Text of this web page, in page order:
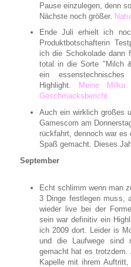
Pause einzulegen, denn
Nächste noch größer.
Ende Juli erhielt ich
Produktbotschafterin
ich die Schokolade dann
total in die Sorte "Milch
ein
Highlight.
Meine
Geschmacksbericht
Auch ein wirklich großes
Gamescom am
rückfahrt, dennoch war
Spaß gemacht. Dieses
September
Echt schlimm wenn man
3 Dinge festlegen muss,
wieder live bei der
sein war definitiv ein
ich 2009 dort. Leider is
und die Laufwege sind
gemacht hat es
Kapelle mit ihrem